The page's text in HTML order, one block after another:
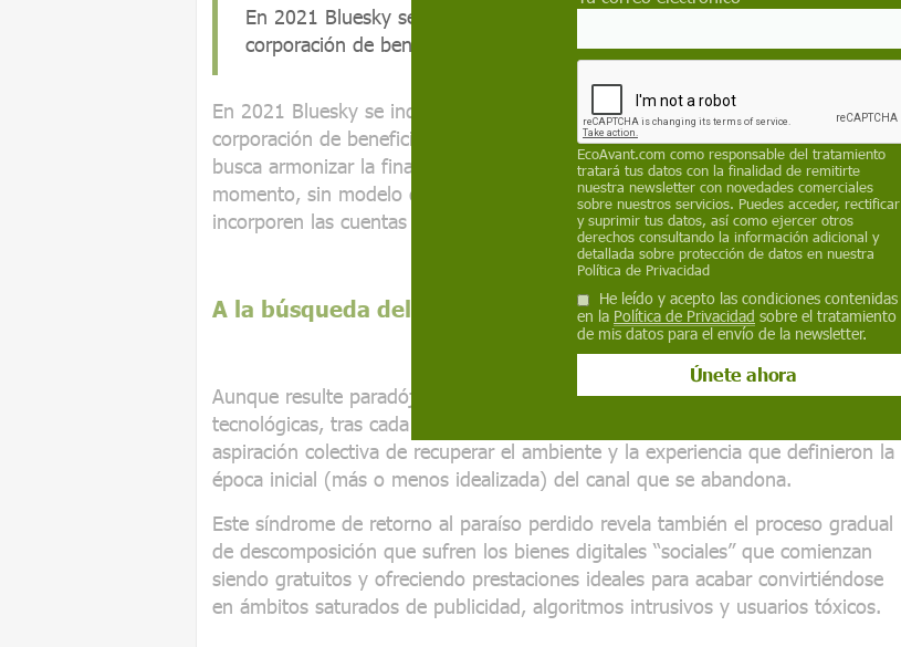
En 2021 Bluesky se independizó de Twitter y se constituyó como una
corporación de beneficio público (
Public Benefit Corporation)
En 2021 Bluesky se independizó de Twitter y se constituyó como una
corporación de beneficio público (
Public Benefit Corporation), con lo que se
busca armonizar la finalidad lucrativa con un impacto social positivo. De
momento, sin modelo de negocio, aunque es previsible que a corto plazo se
incorporen las cuentas de pago y alguna modalidad publicitaria.
A la búsqueda del paraíso perdido
Aunque resulte paradójico en un panorama sembrado de revoluciones
tecnológicas, tras cada migración de usuarios entre plataformas se detecta la
aspiración colectiva de recuperar el ambiente y la experiencia que definieron la
época inicial (más o menos idealizada) del canal que se abandona.
Este síndrome de retorno al paraíso perdido revela también el proceso gradual
de descomposición que sufren los bienes digitales “sociales” que comienzan
siendo gratuitos y ofreciendo prestaciones ideales para acabar convirtiéndose
en ámbitos saturados de publicidad, algoritmos intrusivos y usuarios tóxicos.
EcoAvant.com como responsable del tratamiento
tratará tus datos con la finalidad de remitirte
nuestra newsletter con novedades comerciales
sobre nuestros servicios. Puedes acceder, rectificar
y suprimir tus datos, así como ejercer otros
derechos consultando la información adicional y
detallada sobre protección de datos en nuestra
Política de Privacidad
He leído y acepto las condiciones contenidas
en la Política de Privacidad sobre el tratamiento
de mis datos para el envío de la newsletter.